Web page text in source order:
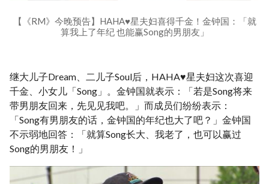
【《RM》今晚预告】HAHA♥星夫妇喜得千金！金钟国：「就
算我上了年纪 也能赢Song的男朋友」
继大儿子Dream、二儿子Soul后，HAHA♥星夫妇这次喜迎
千金、小女儿「Song」。金钟国就表示：「若是Song将来
带男朋友回来，先见见我吧。」而成员们纷纷表示：
「Song有男朋友的话，金钟国的年纪也大了吧？」金钟国
不示弱地回答：「就算Song长大、我老了，也可以赢过
Song的男朋友！」